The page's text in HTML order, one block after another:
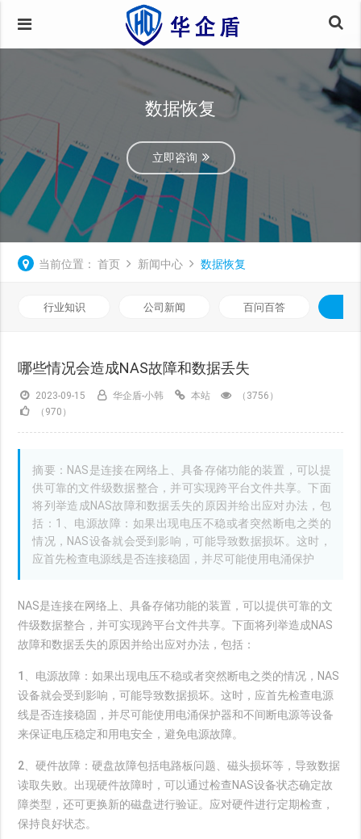
数据恢复
立即咨询
当前位置： 首页 新闻中心 数据恢复
行业知识 公司新闻 百问百答
哪些情况会造成NAS故障和数据丢失
2023-09-15 华企盾-小韩 本站
（3756）
（970）
摘要：NAS是连接在网络上、具备存储功能的装置，可以提
供可靠的文件级数据整合，并可实现跨平台文件共享。下面
将列举造成NAS故障和数据丢失的原因并给出应对办法，包
括：1、电源故障：如果出现电压不稳或者突然断电之类的
情况，NAS设备就会受到影响，可能导致数据损坏。这时，
应首先检查电源线是否连接稳固，并尽可能使用电涌保护
NAS是连接在网络上、具备存储功能的装置，可以提供可靠的文
件级数据整合，并可实现跨平台文件共享。下面将列举造成NAS
故障和数据丢失的原因并给出应对办法，包括：
1、电源故障：如果出现电压不稳或者突然断电之类的情况，NAS
设备就会受到影响，可能导致数据损坏。这时，应首先检查电源
线是否连接稳固，并尽可能使用电涌保护器和不间断电源等设备
来保证电压稳定和用电安全，避免电源故障。
2、硬件故障：硬盘故障包括电路板问题、磁头损坏等，导致数据
读取失败。出现硬件故障时，可以通过检查NAS设备状态确定故
障类型，还可更换新的磁盘进行验证。应对硬件进行定期检查，
保持良好状态。